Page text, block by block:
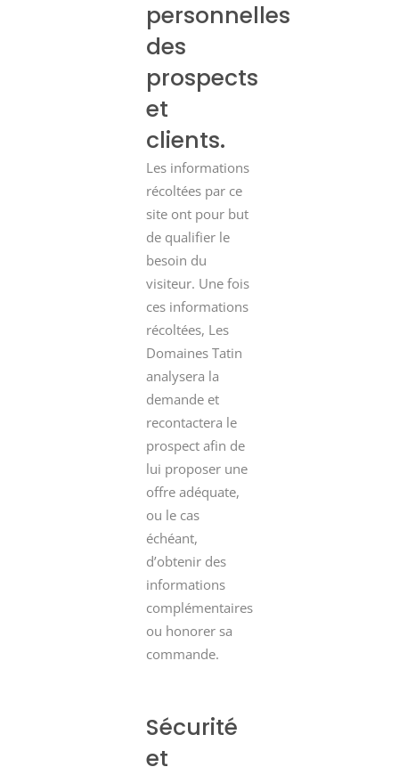
personnelles
des
prospects
et
clients.
Les informations
récoltées par ce
site ont pour but
de qualifier le
besoin du
visiteur. Une fois
ces informations
récoltées, Les
Domaines Tatin
analysera la
demande et
recontactera le
prospect afin de
lui proposer une
offre adéquate,
ou le cas
échéant,
d’obtenir des
informations
complémentaires
ou honorer sa
commande.
Sécurité
et